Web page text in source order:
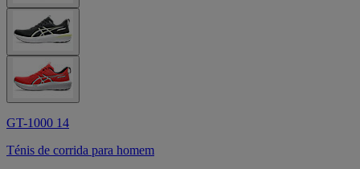
GT-1000 14
Ténis de corrida para homem